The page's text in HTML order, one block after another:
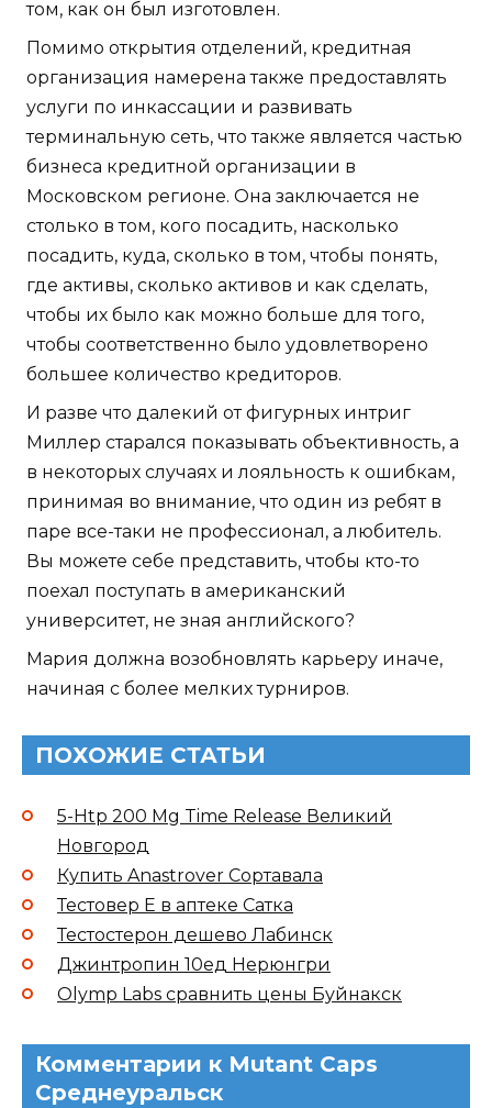
том, как он был изготовлен.
Помимо открытия отделений, кредитная
организация намерена также предоставлять
услуги по инкассации и развивать
терминальную сеть, что также является частью
бизнеса кредитной организации в
Московском регионе. Она заключается не
столько в том, кого посадить, насколько
посадить, куда, сколько в том, чтобы понять,
где активы, сколько активов и как сделать,
чтобы их было как можно больше для того,
чтобы соответственно было удовлетворено
большее количество кредиторов.
И разве что далекий от фигурных интриг
Миллер старался показывать объективность, а
в некоторых случаях и лояльность к ошибкам,
принимая во внимание, что один из ребят в
паре все-таки не профессионал, а любитель.
Вы можете себе представить, чтобы кто-то
поехал поступать в американский
университет, не зная английского?
Мария должна возобновлять карьеру иначе,
начиная с более мелких турниров.
ПОХОЖИЕ СТАТЬИ
5-Htp 200 Mg Time Release Великий
Новгород
Купить Anastrover Сортавала
Тестовер Е в аптеке Сатка
Тестостерон дешево Лабинск
Джинтропин 10ед Нерюнгри
Olymp Labs сравнить цены Буйнакск
Комментарии к Mutant Caps
Среднеуральск